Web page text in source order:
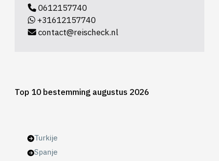
0612157740
+31612157740
contact@reischeck.nl
Top 10 bestemming augustus 2026
Turkije
Spanje